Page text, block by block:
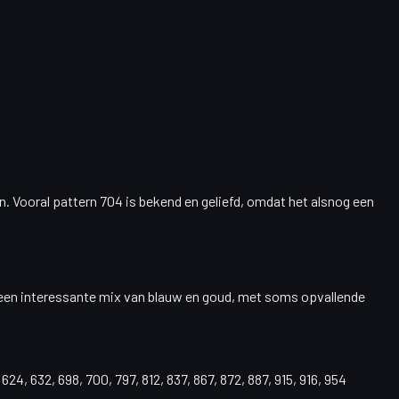
Vooral pattern 704 is bekend en geliefd, omdat het alsnog een
interessantemix van blauw en goud, met soms opvallende
632, 698, 700, 797, 812, 837, 867, 872, 887, 915, 916, 954